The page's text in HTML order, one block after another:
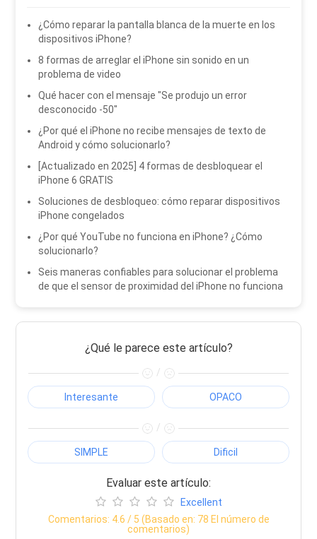
¿Cómo reparar la pantalla blanca de la muerte en los
dispositivos iPhone?
8 formas de arreglar el iPhone sin sonido en un
problema de video
Qué hacer con el mensaje "Se produjo un error
desconocido -50"
¿Por qué el iPhone no recibe mensajes de texto de
Android y cómo solucionarlo?
[Actualizado en 2025] 4 formas de desbloquear el
iPhone 6 GRATIS
Soluciones de desbloqueo: cómo reparar dispositivos
iPhone congelados
¿Por qué YouTube no funciona en iPhone? ¿Cómo
solucionarlo?
Seis maneras confiables para solucionar el problema
de que el sensor de proximidad del iPhone no funciona
¿Qué le parece este artículo?
/
Interesante OPACO
/
SIMPLE Dificil
Evaluar este artículo:
Excellent
Comentarios: 4.6 / 5 (Basado en: 78 El número de
comentarios)